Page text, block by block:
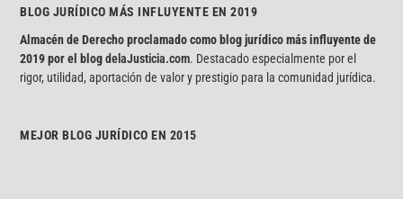
BLOG JURÍDICO MÁS INFLUYENTE EN 2019
Almacén de Derecho proclamado como blog jurídico más influyente de
2019 por el blogdelaJusticia.com. Destacado especialmente por el
rigor, utilidad, aportación de valor y prestigio para la comunidad jurídica.
MEJOR BLOG JURÍDICO EN 2015